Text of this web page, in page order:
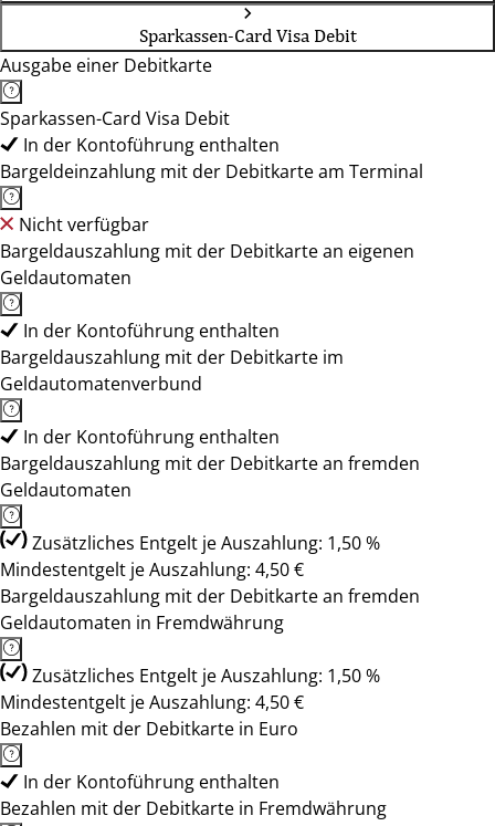
Sparkassen-Card Visa Debit
Ausgabe einer Debitkarte
Sparkassen-Card Visa Debit
In der Kontoführung enthalten
Bargeldeinzahlung mit der Debitkarte am Terminal
Nicht verfügbar
Bargeldauszahlung mit der Debitkarte an eigenen
Geldautomaten
In der Kontoführung enthalten
Bargeldauszahlung mit der Debitkarte im
Geldautomatenverbund
In der Kontoführung enthalten
Bargeldauszahlung mit der Debitkarte an fremden
Geldautomaten
Zusätzliches Entgelt je Auszahlung: 1,50 %
Mindestentgelt je Auszahlung: 4,50 €
Bargeldauszahlung mit der Debitkarte an fremden
Geldautomaten in Fremdwährung
Zusätzliches Entgelt je Auszahlung: 1,50 %
Mindestentgelt je Auszahlung: 4,50 €
Bezahlen mit der Debitkarte in Euro
In der Kontoführung enthalten
Bezahlen mit der Debitkarte in Fremdwährung